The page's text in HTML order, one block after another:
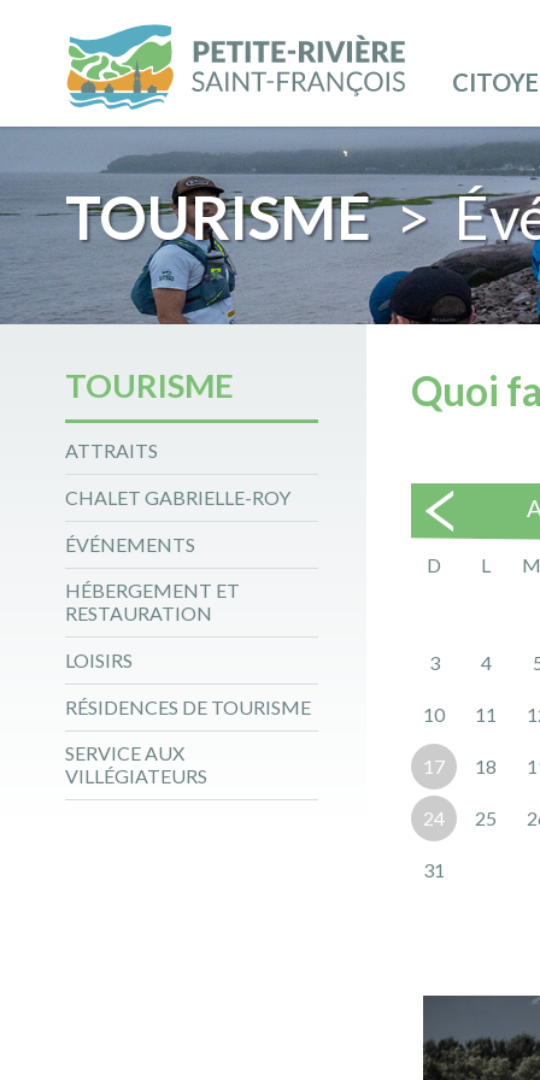
TOURISME>
TOURISME
ATTRAITS
CHALET GABRIELLE-ROY
ÉVÉNEMENTS
HÉBERGEMENT ET
RESTAURATION
LOISIRS
RÉSIDENCES DE TOURISME
SERVICE AUX
VILLÉGIATEURS
Quoi
D L
3 4
10 11
17 18
24 25
31